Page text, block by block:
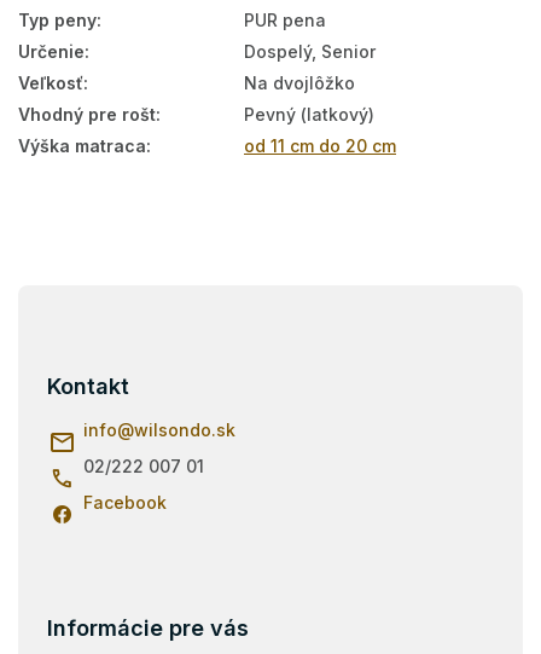
Typ peny:
PUR pena
Určenie:
Dospelý, Senior
Veľkosť:
Na dvojlôžko
Vhodný pre rošt:
Pevný (latkový)
Výška matraca: od 11 cm do 20 cm
Kontakt
info@wilsondo.sk
02/222 007 01
Facebook
Informácie pre vás